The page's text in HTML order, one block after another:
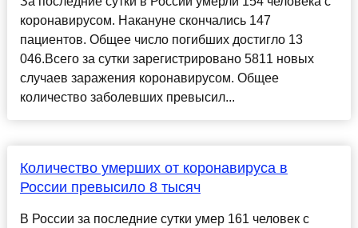
коронавирусом. Накануне скончались 147
пациентов. Общее число погибших достигло 13
046.Всего за сутки зарегистрировано 5811 новых
случаев заражения коронавирусом. Общее
количество заболевших превысил...
Количество умерших от коронавируса в
России превысило 8 тысяч
В России за последние сутки умер 161 человек с